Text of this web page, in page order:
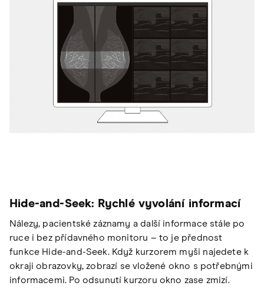
Hide-and-Seek: Rychlé vyvolání informací
Nálezy, pacientské záznamy a další informace stále po
ruce i bez přídavného monitoru – to je přednost
funkce Hide-and-Seek. Když kurzorem myši najedete k
okraji obrazovky, zobrazí se vložené okno s potřebnými
informacemi. Po odsunutí kurzoru okno zase zmizí.